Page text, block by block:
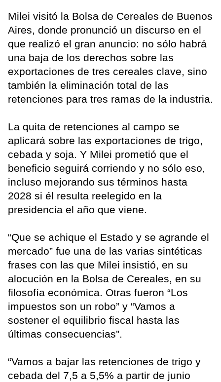
Milei visitó la Bolsa de Cereales de Buenos
Aires, donde pronunció un discurso en el
que realizó el gran anuncio: no sólo habrá
una baja de los derechos sobre las
exportaciones de tres cereales clave, sino
también la eliminación total de las
retenciones para tres ramas de la industria.
La quita de retenciones al campo se
aplicará sobre las exportaciones de trigo,
cebada y soja. Y Milei prometió que el
beneficio seguirá corriendo y no sólo eso,
incluso mejorando sus términos hasta
2028 si él resulta reelegido en la
presidencia el año que viene.
“Que se achique el Estado y se agrande el
mercado” fue una de las varias sintéticas
frases con las que Milei insistió, en su
alocución en la Bolsa de Cereales, en su
filosofía económica. Otras fueron “Los
impuestos son un robo” y “Vamos a
sostener el equilibrio fiscal hasta las
últimas consecuencias”.
“Vamos a bajar las retenciones de trigo y
cebada del 7,5 a 5,5% a partir de junio